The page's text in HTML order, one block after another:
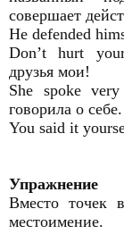
совершает
He defended
Don’t hurt
друзья мои!
She spoke
говорила о себе.
You said it
Упражнение
Вместо точек
местоимение.